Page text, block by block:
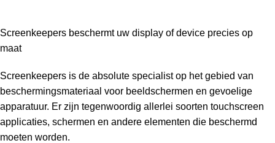
Screenkeepers beschermt uw display of device precies op
maat
Screenkeepers is de absolute specialist op het gebied van
beschermingsmateriaal voor beeldschermen en gevoelige
apparatuur. Er zijn tegenwoordig allerlei soorten touchscreen
applicaties, schermen en andere elementen die beschermd
moeten worden.